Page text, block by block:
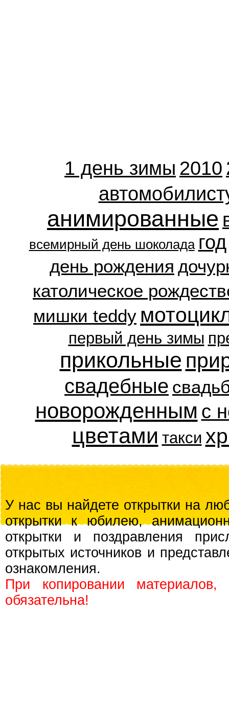
1 день зимы 2010
анимированные
всемирный день шоколада год
день рождения
католическое
мишки teddy
первый день зимы
прикольные
свадебные
новорожденным с
цветами такси
У нас вы найдете открытки на
открытки к юбилею,
открытки и поздравления
открытых источников и
ознакомления.
При копировании
обязательна!